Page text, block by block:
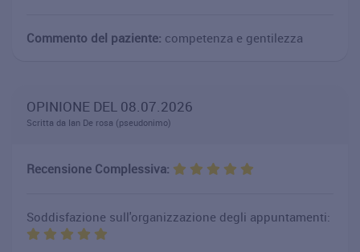
Commento del paziente: competenza e gentilezza
OPINIONE DEL 08.07.2026
Scritta da Ian De rosa (pseudonimo)
Recensione Complessiva:
Soddisfazione sull'organizzazione degli appuntamenti: